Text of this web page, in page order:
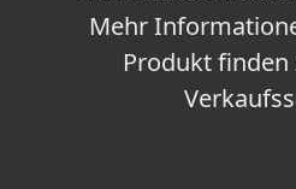
Mehr
Produkt finden